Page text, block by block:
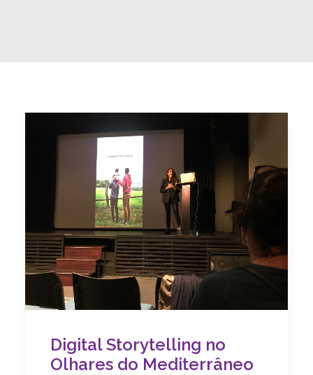
Digital Storytelling no
Olhares do Mediterrâneo